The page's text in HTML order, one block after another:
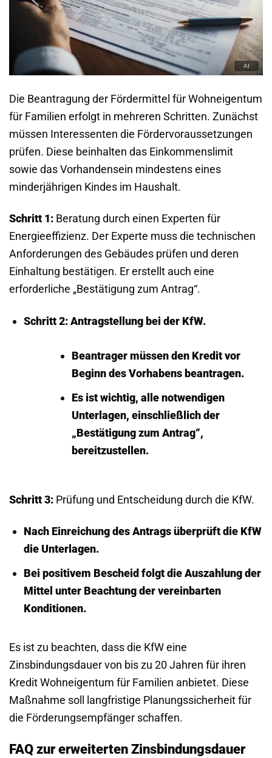
Die Beantragung der Fördermittel für Wohneigentum
für Familien erfolgt in mehreren Schritten. Zunächst
müssen Interessenten die Fördervoraussetzungen
prüfen. Diese beinhalten das Einkommenslimit
sowie das Vorhandensein mindestens eines
minderjährigen Kindes im Haushalt.
Schritt 1: Beratung durch einen Experten für
Energieeffizienz. Der Experte muss die technischen
Anforderungen des Gebäudes prüfen und deren
Einhaltung bestätigen. Er erstellt auch eine
erforderliche „Bestätigung zum Antrag“.
Schritt 2:Antragstellung bei der KfW.
Beantrager müssen den Kredit vor
Beginn des Vorhabens beantragen.
Es ist wichtig, alle notwendigen
Unterlagen, einschließlich der
„Bestätigung zum Antrag“,
bereitzustellen.
Schritt 3: Prüfung und Entscheidung durch die KfW.
Nach Einreichung des Antrags überprüft die KfW
die Unterlagen.
Bei positivem Bescheid folgt die Auszahlung der
Mittel unter Beachtung der vereinbarten
Konditionen.
Es ist zu beachten, dass die KfW eine
Zinsbindungsdauer von bis zu 20 Jahren für ihren
Kredit Wohneigentum für Familien anbietet. Diese
Maßnahme soll langfristige Planungssicherheit für
die Förderungsempfänger schaffen.
FAQ zur erweiterten Zinsbindungsdauer